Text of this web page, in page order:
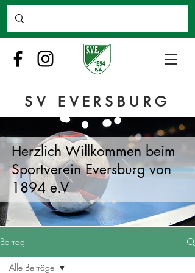
SV EVERSBURG
Herzlich Willkommen beim
Sportverein Eversburg von
1894 e.V
Beitrag
Alle Beiträge